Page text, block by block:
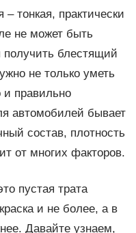
тонкая, практически
не может быть
получить блестящий
не только уметь
и правильно
автомобилей бывает
состав, плотность
от многих факторов.
пустая трата
и не более, а в
Давайте узнаем,